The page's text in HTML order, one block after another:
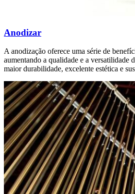
Anodizar
A anodização oferece uma série de
aumentando a qualidade e a versatilidade
maior durabilidade, excelente estética e